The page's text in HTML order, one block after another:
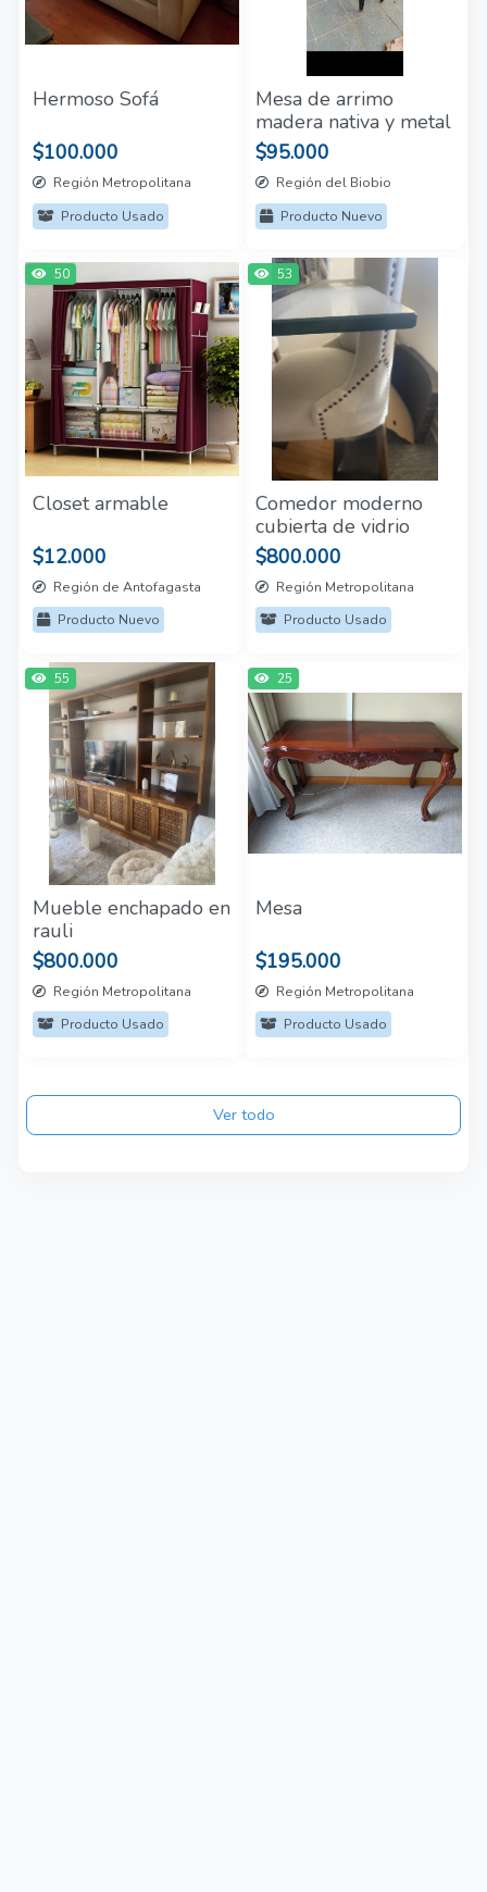
Hermoso Sofá
$100.000
Región Metropolitana
Producto Usado
Mesa de arrimo
madera nativa y metal
$95.000
Región del Biobio
Producto Nuevo
50
Closet armable
$12.000
Región de Antofagasta
Producto Nuevo
53
Comedor moderno
cubierta de vidrio
$800.000
Región Metropolitana
Producto Usado
55
Mueble enchapado en
rauli
$800.000
Región Metropolitana
Producto Usado
25
Mesa
$195.000
Región Metropolitana
Producto Usado
Ver todo